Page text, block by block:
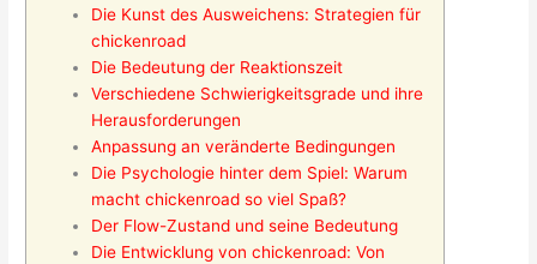
Die Kunst des Ausweichens: Strategien für
chickenroad
Die Bedeutung der Reaktionszeit
Verschiedene Schwierigkeitsgrade und ihre
Herausforderungen
Anpassung an veränderte Bedingungen
Die Psychologie hinter dem Spiel: Warum
macht chickenroad so viel Spaß?
Der Flow-Zustand und seine Bedeutung
Die Entwicklung von chickenroad: Von